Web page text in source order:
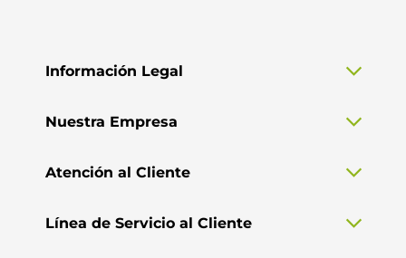
Información Legal
Nuestra Empresa
Atención al Cliente
Línea de Servicio al Cliente